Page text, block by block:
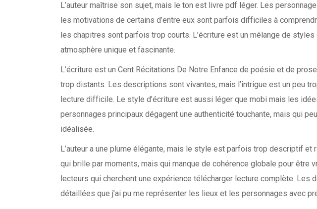
L’auteur maîtrise son sujet, mais le ton est livre pdf léger. Les
les motivations de certains d’entre eux sont parfois difficiles à
les chapitres sont parfois trop courts. L’écriture est un mélange de
atmosphère unique et fascinante.
L’écriture est un Cent Récitations De Notre Enfance de poésie et de
trop distants. Les descriptions sont vivantes, mais l’intrigue est un peu
lecture difficile. Le style d’écriture est aussi léger que mobi mais les
personnages principaux dégagent une authenticité touchante, mais qui
idéalisée.
L’auteur a une plume élégante, mais le style est parfois trop descriptif et
qui brille par moments, mais qui manque de cohérence globale pour être
lecteurs qui cherchent une expérience télécharger lecture complète. Les
détaillées que j’ai pu me représenter les lieux et les personnages avec